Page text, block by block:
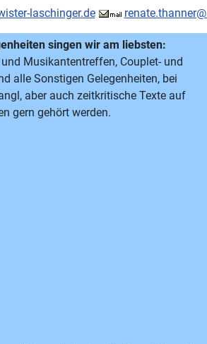
laschinger.de
singen wir am liebsten:
Musikantentreffen, Couplet- und
alle Sonstigen Gelegenheiten, bei
aber auch zeitkritische Texte auf
gern gehört werden.